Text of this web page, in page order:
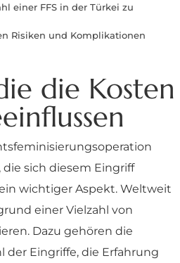
einer FFS in der Türkei zu
Risiken und Komplikationen
die Kosten
sich diesem Eingriff
wichtiger Aspekt. Weltweit
einer Vielzahl von
Dazu gehören die
der Eingriffe, die Erfahrung